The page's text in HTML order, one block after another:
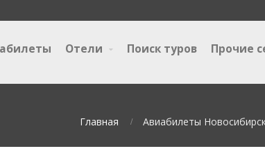
Отели Поиск туров Прочие
Главная Авиабилеты